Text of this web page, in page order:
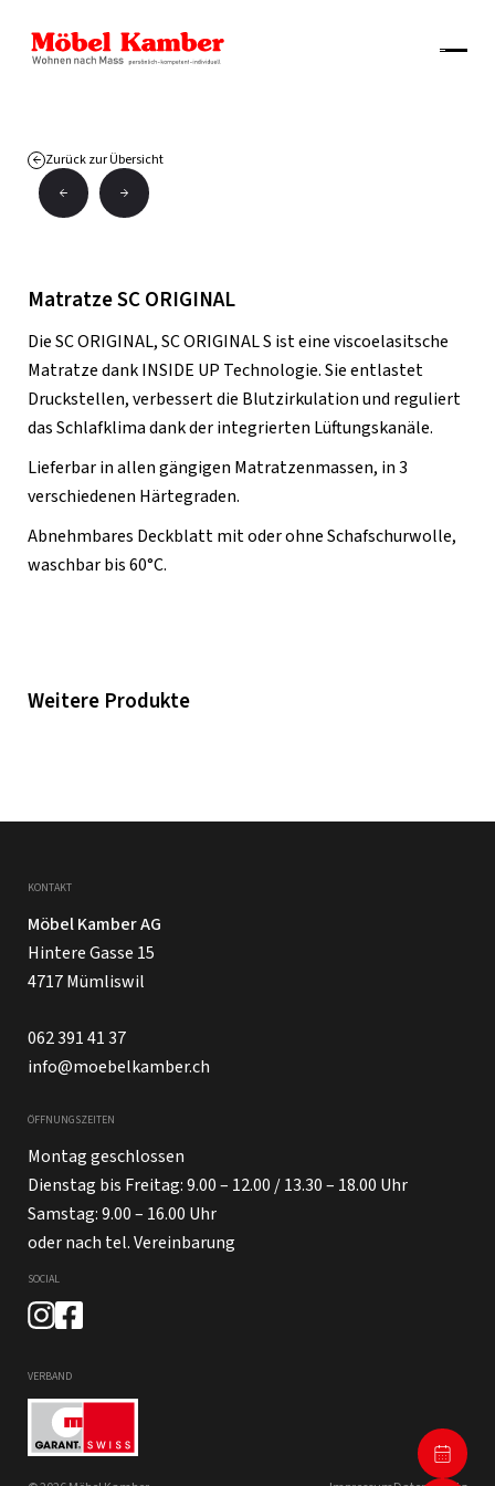
Zurück zur Übersicht
Matratze SC ORIGINAL
Die SC ORIGINAL, SC ORIGINAL S ist eine viscoelasitsche
Matratze dank INSIDE UP Technologie. Sie entlastet
Druckstellen, verbessert die Blutzirkulation und reguliert
das Schlafklima dank der integrierten Lüftungskanäle.
Lieferbar in allen gängigen Matratzenmassen, in 3
verschiedenen Härtegraden.
Abnehmbares Deckblatt mit oder ohne Schafschurwolle,
waschbar bis 60°C.
Weitere Produkte
KONTAKT
Möbel Kamber AG
Hintere Gasse 15
4717 Mümliswil
062 391 41 37
info@moebelkamber.ch
ÖFFNUNGSZEITEN
Montag geschlossen
Dienstag bis Freitag: 9.00 – 12.00 / 13.30 – 18.00 Uhr
Samstag: 9.00 – 16.00 Uhr
oder nach tel. Vereinbarung
SOCIAL
VERBAND